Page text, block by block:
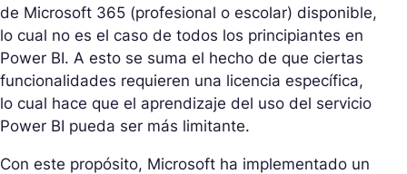
de Microsoft 365 (profesional o escolar) disponible,
lo cual no es el caso de todos los principiantes en
Power BI. A esto se suma el hecho de que ciertas
funcionalidades requieren una licencia específica,
lo cual hace que el aprendizaje del uso del servicio
Power BI pueda ser más limitante.
Con este propósito, Microsoft ha implementado un